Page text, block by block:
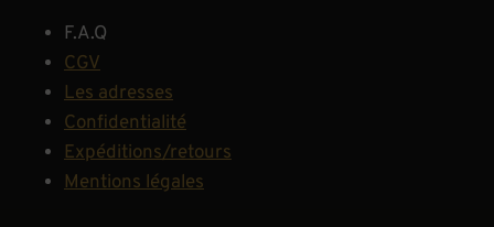
F.A.Q
CGV
Les adresses
Confidentialité
Expéditions/retours
Mentions légales